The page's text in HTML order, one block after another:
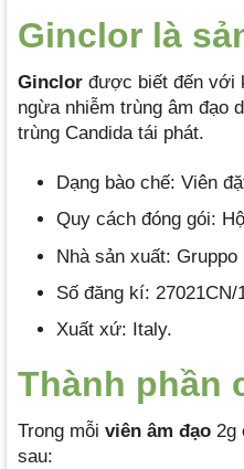
Ginclor là sả
Ginclor được biết đến với
ngừa nhiễm trùng âm đạo
trùng Candida tái phát.
Dạng bào chế: Viên
Quy cách đóng gói:
Nhà sản xuất:
Số đăng kí: 27021CN/
Xuất xứ: Italy.
Thành phần
Trong mỗi viên âm đạo 2g
sau: